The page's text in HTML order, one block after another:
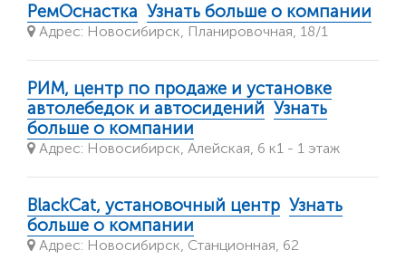
РемОснастка Узнать больше о компании
Адрес: Новосибирск, Планировочная, 18/1
РИМ, центр по продаже и установке
автолебедок и автосидений Узнать
больше о компании
Адрес: Новосибирск, Алейская, 6 к1 - 1 этаж
BlackCat, установочный центр Узнать
больше о компании
Адрес: Новосибирск, Станционная, 62